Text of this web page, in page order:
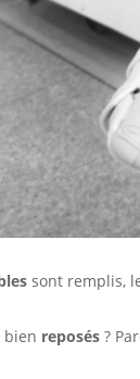
sont remplis,
bien reposés ?